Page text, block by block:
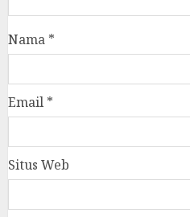
Nama *
Email *
Situs Web